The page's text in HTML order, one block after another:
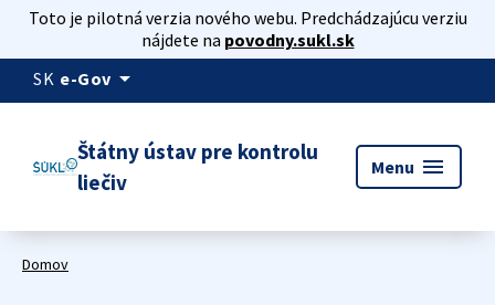
Toto je pilotná verzia nového webu. Predchádzajúcu verziu
nájdete na povodny.sukl.sk
SK e-Gov arrow_drop_down
Štátny ústav pre kontrolu
liečiv
Menu menu
Domov